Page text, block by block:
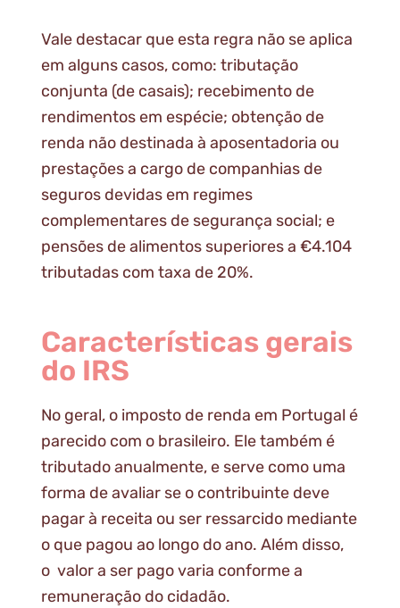
Vale destacar que esta regra não se aplica
em alguns casos, como: tributação
conjunta (de casais); recebimento de
rendimentos em espécie; obtenção de
renda não destinada à aposentadoria ou
prestações a cargo de companhias de
seguros devidas em regimes
complementares de segurança social; e
pensões de alimentos superiores a €4.104
tributadas com taxa de 20%.
Características gerais
do IRS
No geral, o imposto de renda em Portugal é
parecido com o brasileiro. Ele também é
tributado anualmente, e serve como uma
forma de avaliar se o contribuinte deve
pagar à receita ou ser ressarcido mediante
o que pagou ao longo do ano. Além disso,
o valor a ser pago varia conforme a
remuneração do cidadão.